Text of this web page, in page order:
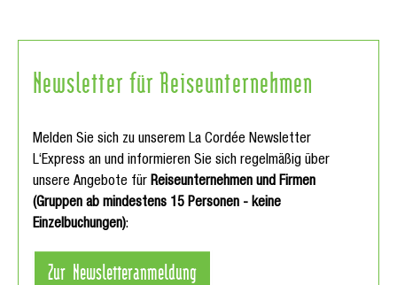
Newsletter für Reiseunternehmen
Melden Sie sich zu unserem La Cordée Newsletter
L‘Express an und informieren Sie sich regelmäßig über
unsere Angebote für Reiseunternehmen und Firmen
(Gruppen ab mindestens 15 Personen - keine
Einzelbuchungen):
Zur Newsletteranmeldung